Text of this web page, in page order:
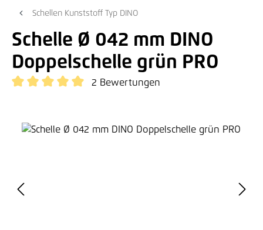
Schellen Kunststoff Typ DINO
Schelle Ø 042 mm DINO
Doppelschelle grün PRO
2 Bewertungen
Bildergalerie überspringen